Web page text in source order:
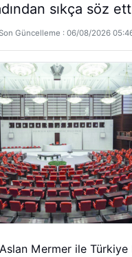
sıkça söz
Güncelleme : 06/08/2026
Mermer ile Türkiye